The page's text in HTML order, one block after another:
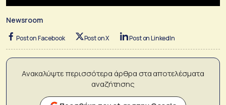
Newsroom
Post on Facebook Post on X Post on LinkedIn
Ανακαλύψτε περισσότερα άρθρα στα αποτελέσματα
αναζήτησης